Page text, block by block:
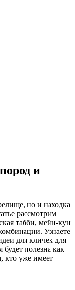
и
но и находка
рассмотрим
табби, мейн-кун
Узнаете
для кличек для
полезна как
кто уже имеет